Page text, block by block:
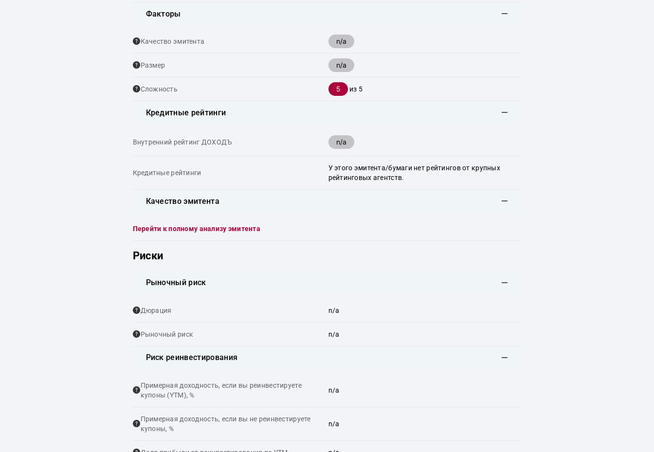
Факторы
Качество эмитента n/a
Размер n/a
Сложность 5 из 5
Кредитные рейтинги
Внутренний рейтинг ДОХОДЪ n/a
Кредитные рейтинги
У этого эмитента/бумаги нет рейтингов от крупных
рейтинговых агентств.
Качество эмитента
Перейти к полному анализу эмитента
Риски
Рыночный риск
Дюрация n/a
Рыночный риск n/a
Риск реинвестирования
Примерная доходность, если вы реинвестируете
купоны (YTM), %
n/a
Примерная доходность, если вы не реинвестируете
купоны, %
n/a